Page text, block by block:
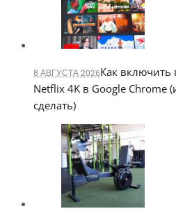
8 АВГУСТА 2026Как включить
Netflix 4K в Google Chrome
сделать)